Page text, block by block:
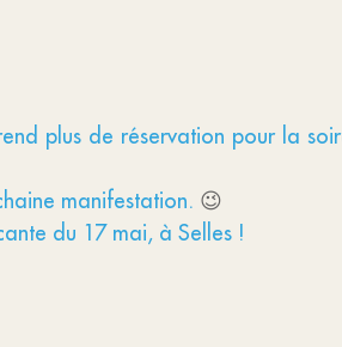
plus de réservation pour la
manifestation. 😉
du 17 mai, à Selles !